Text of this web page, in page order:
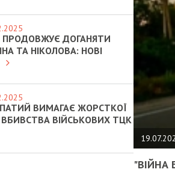
"ВІЙНА
ПРОДОВЖУЄ ДОГАНЯТИ
ТА НІКОЛОВА: НОВІ
ВИМАГАЄ ЖОРСТКОЇ
ВБИВСТВА ВІЙСЬКОВИХ ТЦК